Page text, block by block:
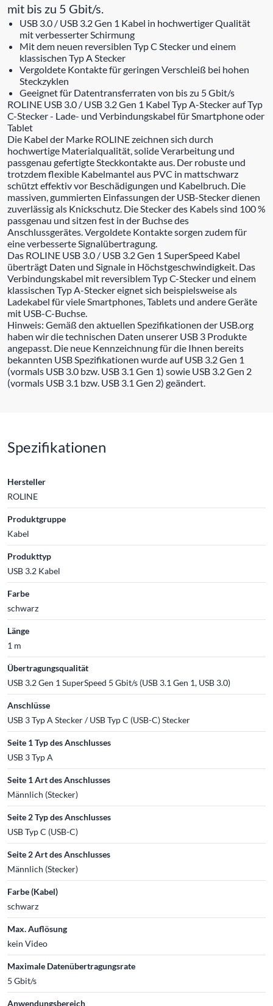
mit bis zu 5 Gbit/s.
USB 3.0 / USB 3.2 Gen 1 Kabel in hochwertiger Qualität
mit verbesserter Schirmung
Mit dem neuen reversiblen Typ C Stecker und einem
klassischen Typ A Stecker
Vergoldete Kontakte für geringen Verschleiß bei hohen
Steckzyklen
Geeignet für Datentransferraten von bis zu 5 Gbit/s
ROLINE USB 3.0 / USB 3.2 Gen 1 Kabel Typ A-Stecker auf Typ
C-Stecker - Lade- und Verbindungskabel für Smartphone oder
Tablet
Die Kabel der Marke ROLINE zeichnen sich durch
hochwertige Materialqualität, solide Verarbeitung und
passgenau gefertigte Steckkontakte aus. Der robuste und
trotzdem flexible Kabelmantel aus PVC in mattschwarz
schützt effektiv vor Beschädigungen und Kabelbruch. Die
massiven, gummierten Einfassungen der USB-Stecker dienen
zuverlässig als Knickschutz. Die Stecker des Kabels sind 100 %
passgenau und sitzen fest in der Buchse des
Anschlussgerätes. Vergoldete Kontakte sorgen zudem für
eine verbesserte Signalübertragung.
Das ROLINE USB 3.0 / USB 3.2 Gen 1 SuperSpeed Kabel
überträgt Daten und Signale in Höchstgeschwindigkeit. Das
Verbindungskabel mit reversiblem Typ C-Stecker und einem
klassischen Typ A-Stecker eignet sich beispielsweise als
Ladekabel für viele Smartphones, Tablets und andere Geräte
mit USB-C-Buchse.
Hinweis: Gemäß den aktuellen Spezifikationen der USB.org
haben wir die technischen Daten unserer USB 3 Produkte
angepasst. Die neue Kennzeichnung für die Ihnen bereits
bekannten USB Spezifikationen wurde auf USB 3.2 Gen 1
(vormals USB 3.0 bzw. USB 3.1 Gen 1) sowie USB 3.2 Gen 2
(vormals USB 3.1 bzw. USB 3.1 Gen 2) geändert.
Spezifikationen
Hersteller
ROLINE
Produktgruppe
Kabel
Produkttyp
USB 3.2 Kabel
Farbe
schwarz
Länge
1 m
Übertragungsqualität
USB 3.2 Gen 1 SuperSpeed 5 Gbit/s (USB 3.1 Gen 1, USB 3.0)
Anschlüsse
USB 3 Typ A Stecker / USB Typ C (USB-C) Stecker
Seite 1 Typ des Anschlusses
USB 3 Typ A
Seite 1 Art des Anschlusses
Männlich (Stecker)
Seite 2 Typ des Anschlusses
USB Typ C (USB-C)
Seite 2 Art des Anschlusses
Männlich (Stecker)
Farbe (Kabel)
schwarz
Max. Auflösung
kein Video
Maximale Datenübertragungsrate
5 Gbit/s
Anwendungsbereich